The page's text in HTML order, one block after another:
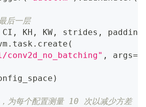
后一层
CI , KH , KW , strides ,
. task . create (
, args=
)
为每个配置测量 10 次以减少方差